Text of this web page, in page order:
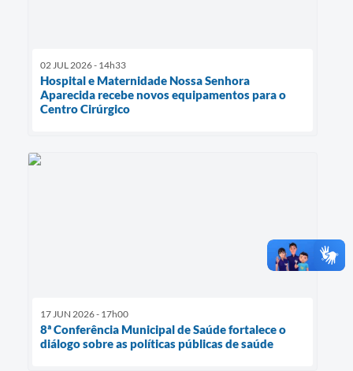
02 JUL 2026 - 14h33
Hospital e Maternidade Nossa Senhora
Aparecida recebe novos equipamentos para o
Centro Cirúrgico
17 JUN 2026 - 17h00
8ª Conferência Municipal de Saúde fortalece o
diálogo sobre as políticas públicas de saúde